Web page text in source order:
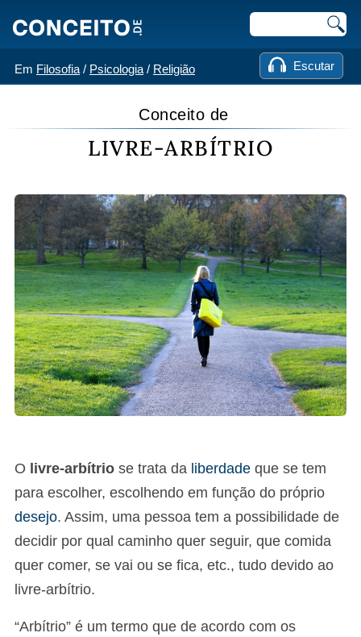
Em Filosofia / Psicologia / Religião Escutar
Conceito de
LIVRE-ARBÍTRIO
O livre-arbítrio se trata da liberdade que se tem
para escolher, escolhendo em função do próprio
desejo. Assim, uma pessoa tem a possibilidade de
decidir por qual caminho quer seguir, que comida
quer comer, se vai ou se fica, etc., tudo devido ao
livre-arbítrio.
“Arbítrio” é um termo que de acordo com os